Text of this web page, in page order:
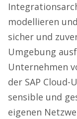
modellieren
sicher und
Umgebung
Unternehmen
der SAP
sensible und
eigenen